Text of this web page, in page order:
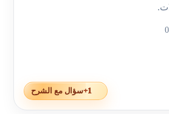
+1سؤال مع الشرح